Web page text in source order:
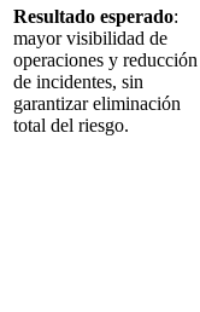
Resultado esperado:
mayor visibilidad de
operaciones y reducción
de incidentes, sin
garantizar eliminación
total del riesgo.